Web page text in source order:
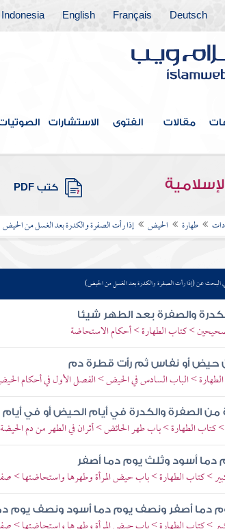
Deutsch
Français
English
Indonesia
مقالات الفتوى الاستشارات
كتب PDF
طهارة الحيض إذا رأت الصفرة والكدرة بعد الغسل من الحيض
البحث عن (إذا رأت الصفرة والكدرة بعد الغسل من الحيض)
والصفرة بعد الطهر شيئا
> كتاب الطهارة > أحكام الاستحاضة
حيض أو نفاس ثم رأت قطرة دم
> الباب السادس في الحيض > الفصل الأول في أحكام
من الصفرة والكدرة في أيام الحيض أو في أيام
كتاب الطهارة > باب طهر الحائض > أثران في الطهر من دم الحيضة
دما أسود وثلث يوم دما أصفر
> كتاب الطهارة > باب حيض المرأة وطهرها واستحاضتها >
دما أصفر ونصف يوم دما أسود ونصف يوم